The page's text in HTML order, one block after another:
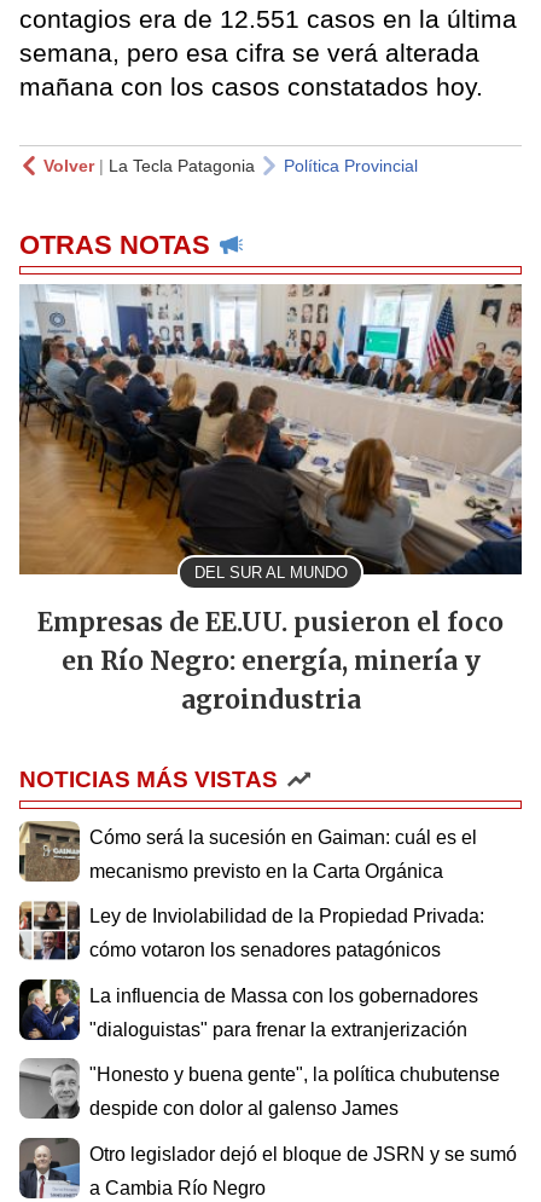
contagios era de 12.551 casos en la última
semana, pero esa cifra se verá alterada
mañana con los casos constatados hoy.
Volver| La Tecla Patagonia Política Provincial
OTRAS NOTAS
DEL SUR AL MUNDO
Empresas de EE.UU. pusieron el foco
en Río Negro: energía, minería y
agroindustria
NOTICIAS MÁS VISTAS
Cómo será la sucesión en Gaiman: cuál es el
mecanismo previsto en la Carta Orgánica
Ley de Inviolabilidad de la Propiedad Privada:
cómo votaron los senadores patagónicos
La influencia de Massa con los gobernadores
"dialoguistas" para frenar la extranjerización
"Honesto y buena gente", la política chubutense
despide con dolor al galenso James
Otro legislador dejó el bloque de JSRN y se sumó
a Cambia Río Negro